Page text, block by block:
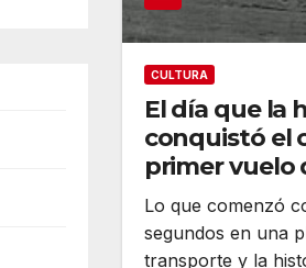
CULTURA
El día que la
conquistó el
primer vuelo
Wright
Lo que comenzó
segundos en una
transporte y la